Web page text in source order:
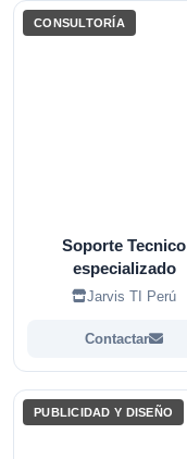
CONSULTORÍA
Soporte Tecnico
especializado
Jarvis TI Perú
Contactar
PUBLICIDAD Y DISEÑO